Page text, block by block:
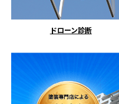
ドローン診断